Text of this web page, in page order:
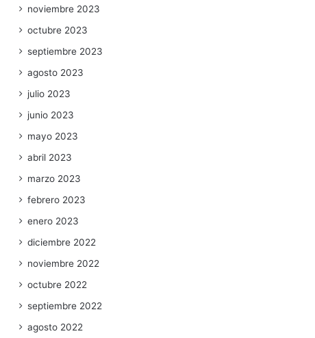
noviembre 2023
octubre 2023
septiembre 2023
agosto 2023
julio 2023
junio 2023
mayo 2023
abril 2023
marzo 2023
febrero 2023
enero 2023
diciembre 2022
noviembre 2022
octubre 2022
septiembre 2022
agosto 2022